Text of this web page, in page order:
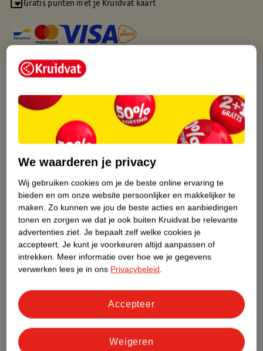
Gratis punten met je Kruidvat kaart
Over dit product
Productinformatie
Etiketinformatie
Nature Impact Score
Dit product heeft (nog) geen Nature
Impact Score.
Meer informatie
Bestel & Bezorginformatie
Bekijk ook
Meer Alle Unpublished
We waarderen je privacy
Wij gebruiken cookies om je de beste online ervaring te
bieden en om onze website persoonlijker en makkelijker te
maken. Zo kunnen we jou de beste acties en aanbiedingen
tonen en zorgen we dat je ook buiten Kruidvat.be relevante
advertenties ziet. Je bepaalt zelf welke cookies je
accepteert. Je kunt je voorkeuren altijd aanpassen of
intrekken. Meer informatie over hoe we je gegevens
verwerken lees je in ons Privacybeleid.
Weigeren
Accepteer